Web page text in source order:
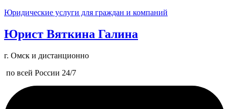
Юридические услуги для граждан и компаний
Юрист Вяткина Галина
г. Омск и дистанционно
по всей России 24/7